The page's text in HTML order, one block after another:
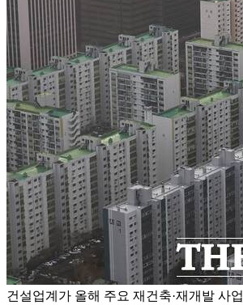
건설업계가 올해 주요 재건축·재개발 사